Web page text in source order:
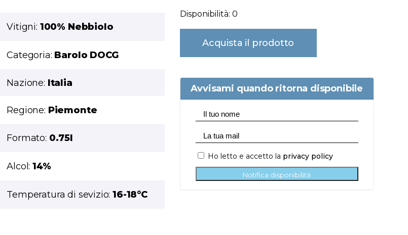
Vitigni: 100% Nebbiolo
Categoria: Barolo DOCG
Nazione: Italia
Regione: Piemonte
Formato: 0.75l
Alcol:14%
Temperatura di sevizio:16-18°C
Disponibilità: 0
Acquista il prodotto
Avvisami quando ritorna disponibile
Ho letto e accetto la privacy policy
Notifica disponibilità